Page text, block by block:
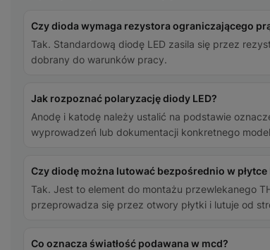
Czy dioda wymaga rezystora ograniczającego
Tak. Standardową diodę LED zasila się przez
dobrany do warunków pracy.
Jak rozpoznać polaryzację diody LED?
Anodę i katodę należy ustalić na podstawie
wyprowadzeń lub dokumentacji konkretnego
Czy diodę można lutować bezpośrednio w płytce
Tak. Jest to element do montażu przewlekanego
przeprowadza się przez otwory płytki i lutuje od
Co oznacza światłość podawana w mcd?